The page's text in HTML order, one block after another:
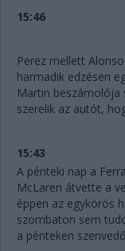
15:46
Perez mellett
harmadik edzésen
Martin beszámolója
szerelik az autót,
15:43
A pénteki nap a
McLaren átvette a
éppen az egykörös
szombaton sem
a pénteken